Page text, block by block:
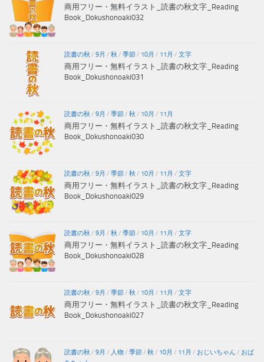
商用フリー・無料イラスト_読書の秋文字_Reading
Book_Dokushonoaki032
読書の秋 / 9月 / 秋 / 季節/ 10月 / 11月 / 文字
商用フリー・無料イラスト_読書の秋文字_Reading
Book_Dokushonoaki031
読書の秋 / 9月 / 季節/ 秋 / 10月 / 11月
商用フリー・無料イラスト_読書の秋文字_Reading
Book_Dokushonoaki030
読書の秋 / 9月 / 季節/ 秋 / 10月 / 11月 / 文字
商用フリー・無料イラスト_読書の秋文字_Reading
Book_Dokushonoaki029
読書の秋 / 9月 / 秋 / 季節/ 10月 / 11月 / 文字
商用フリー・無料イラスト_読書の秋文字_Reading
Book_Dokushonoaki028
読書の秋 / 9月 / 季節/ 秋 / 10月 / 11月 / 文字
商用フリー・無料イラスト_読書の秋文字_Reading
Book_Dokushonoaki027
読書の秋 / 9月 / 人物/ 季節/ 秋 / 10月 / 11月 / おじいちゃん / おば